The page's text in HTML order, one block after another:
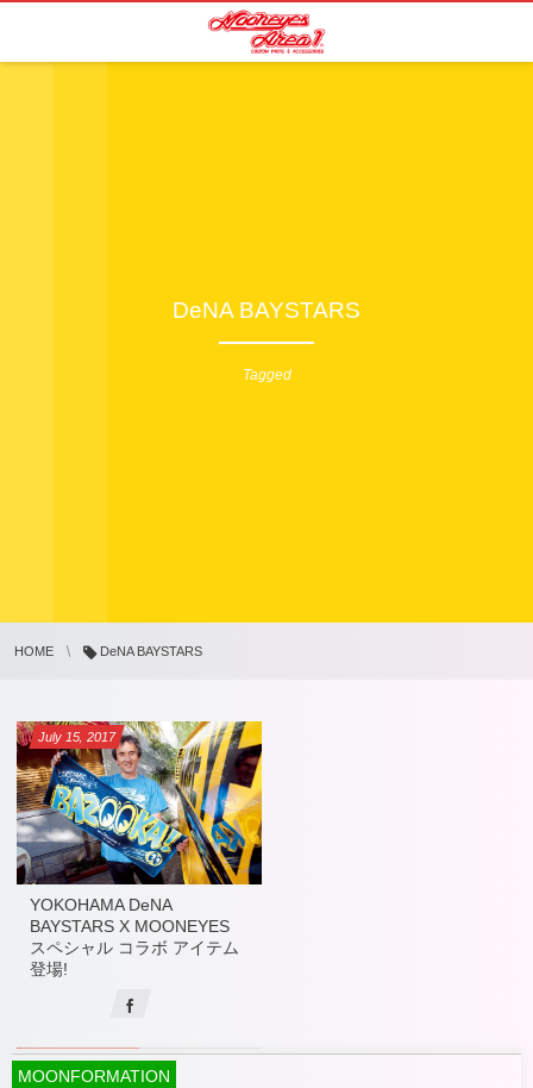
DeNA BAYSTARS
Tagged
HOME DeNA BAYSTARS
July 15,2017
YOKOHAMA DeNA
BAYSTARS X MOONEYES
スペシャル コラボ アイテム
登場!
MOONFORMATION